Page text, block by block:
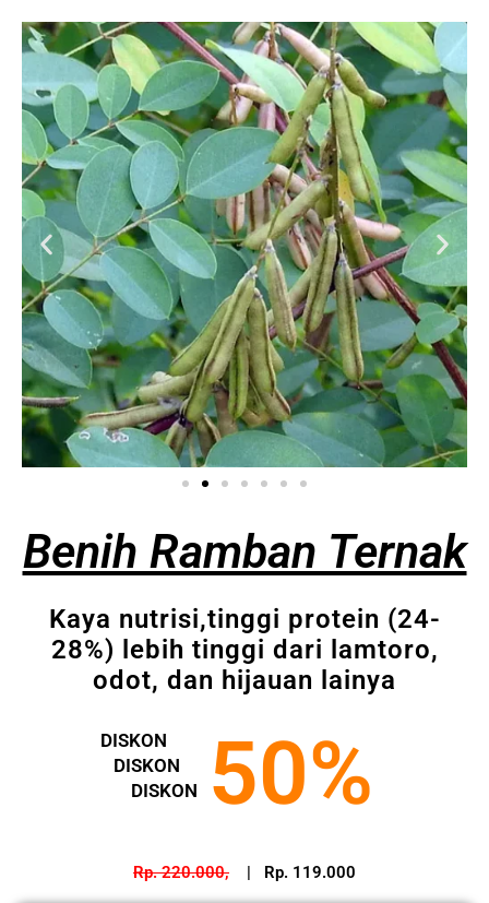
Benih Ramban Ternak
Kaya nutrisi,tinggi protein (24-
28%) lebih tinggi dari lamtoro,
odot, dan hijauan lainya
DISKON
DISKON
DISKON
50%
Rp. 220.000, | Rp. 119.000